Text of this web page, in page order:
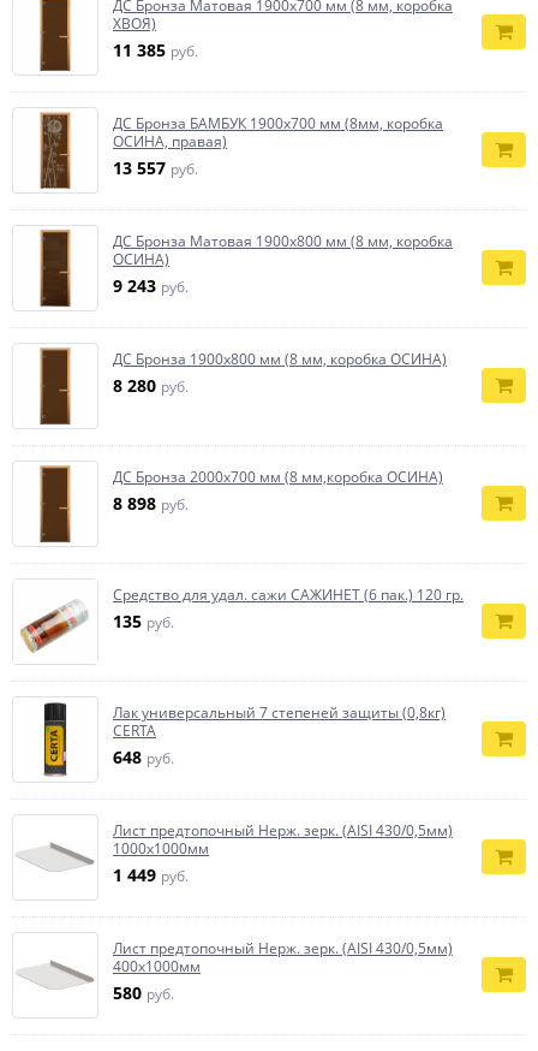
ДС Бронза Матовая 1900х700 мм (8 мм, коробка
ХВОЯ)
11 385 руб.
ДС Бронза БАМБУК 1900х700 мм (8мм, коробка
ОСИНА, правая)
13 557 руб.
ДС Бронза Матовая 1900х800 мм (8 мм, коробка
ОСИНА)
9 243 руб.
ДС Бронза 1900х800 мм (8 мм, коробка ОСИНА)
8 280 руб.
ДС Бронза 2000х700 мм (8 мм,коробка ОСИНА)
8 898 руб.
Средство для удал. сажи САЖИНЕТ (6 пак.) 120 гр.
135 руб.
Лак универсальный 7 степеней защиты (0,8кг)
CERTA
648 руб.
Лист предтопочный Нерж. зерк. (AISI 430/0,5мм)
1000х1000мм
1 449 руб.
Лист предтопочный Нерж. зерк. (AISI 430/0,5мм)
400х1000мм
580 руб.